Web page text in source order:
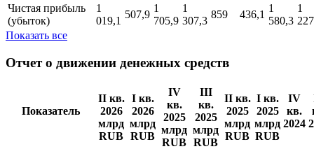
Чистая прибыль
(убыток)
1
019,1
507,9
1
705,9
1
307,3
859 436,1
1
580,3
1
Показать все
Отчет о движении денежных средств
Показатель
II кв.
2026
млрд
RUB
I кв.
2026
млрд
RUB
IV
кв.
2025
млрд
RUB
III
кв.
2025
млрд
RUB
II кв.
2025
млрд
RUB
I кв.
2025
млрд
RUB
IV
кв.
2024